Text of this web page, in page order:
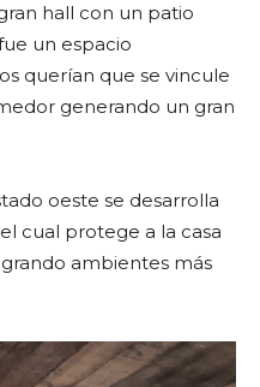
hall con un patio
un espacio
querían que se vincule
generando un gran
oeste se desarrolla
cual protege a la casa
ambientes más